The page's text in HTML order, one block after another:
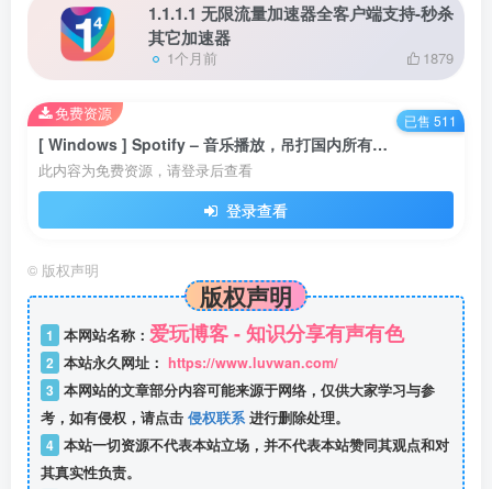
1.1.1.1 无限流量加速器全客户端支持-秒杀
其它加速器
1个月前 1879
[ Windows ] Spotify – 音乐播放，吊打国内所有的音乐播放应用
此内容为免费资源，请登录后查看
登录查看
免费资源 已售 511
© 版权声明
版权声明
1 本网站名称： 爱玩博客 - 知识分享有声有色
2 本站永久网址： https://www.luvwan.com/
3 本网站的文章部分内容可能来源于网络，仅供大家学习与参
考，如有侵权，请点击 侵权联系进行删除处理。
4 本站一切资源不代表本站立场，并不代表本站赞同其观点和对
其真实性负责。